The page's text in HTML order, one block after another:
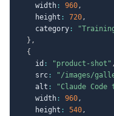
    width
: 960,
    height
: 720,
    category
:
} ,
{
    id
: "product-shot" ,
    src
: "/images/
    alt
: "Claude
    width
: 960,
    height
: 540,